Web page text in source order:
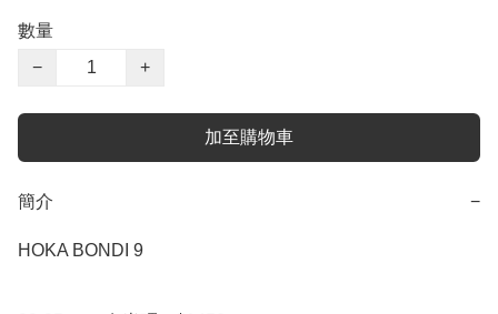
數量
−
+
加至購物車
簡介 −
HOKA BONDI 9